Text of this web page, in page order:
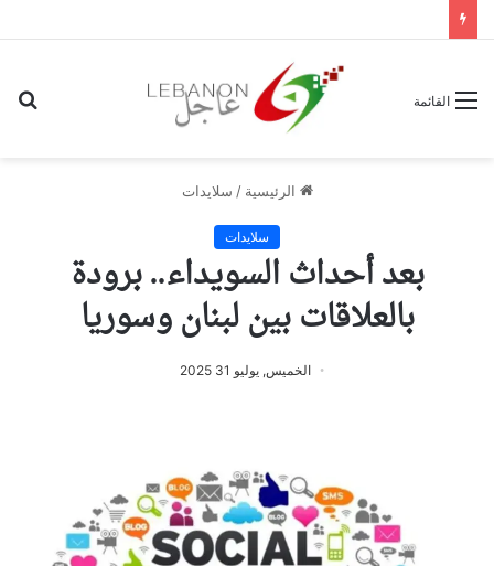
القائمة
الرئيسية / سلايدات
سلايدات
بعد أحداث السويداء.. برودة
بالعلاقات بين لبنان وسوريا
الخميس, يوليو 31 2025